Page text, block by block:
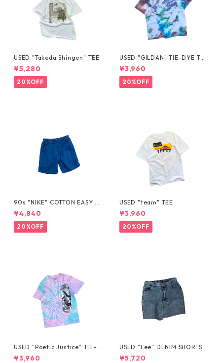
USED "Takeda Shingen" TEE
¥5,280
20%OFF
USED "GILDAN" TIE-DYE TE
E
¥3,960
20%OFF
90s "NIKE" COTTON EASY S
HORTS
¥4,840
20%OFF
USED "team" TEE
¥3,960
20%OFF
USED "Poetic Justice" TIE-D
YE TEE
¥3,960
USED "Lee" DENIM SHORTS
¥5,720